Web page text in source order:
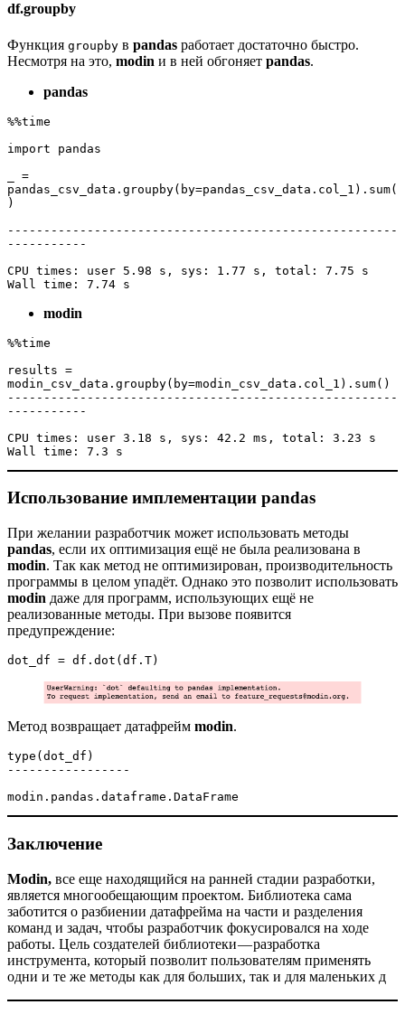
df.groupby
Функция groupby в pandas работает достаточно быстро.
Несмотря на это, modin и в ней обгоняет pandas.
pandas
%%time
import pandas
_ =
pandas_csv_data.groupby(by=pandas_csv_data.col_1).sum(
)
------------------------------------------------------
-----------
CPU times: user 5.98 s, sys: 1.77 s, total: 7.75 s
Wall time: 7.74 s
modin
%%time
results =
modin_csv_data.groupby(by=modin_csv_data.col_1).sum()
------------------------------------------------------
-----------
CPU times: user 3.18 s, sys: 42.2 ms, total: 3.23 s
Wall time: 7.3 s
Использование имплементации pandas
При желании разработчик может использовать методы
pandas, если их оптимизация ещё не была реализована в
modin. Так как метод не оптимизирован, производительность
программы в целом упадёт. Однако это позволит использовать
modin даже для программ, использующих ещё не
реализованные методы. При вызове появится
предупреждение:
dot_df = df.dot(df.T)
Метод возвращает датафрейм modin.
type(dot_df)
-----------------
modin.pandas.dataframe.DataFrame
Заключение
Modin, все еще находящийся на ранней стадии разработки,
является многообещающим проектом. Библиотека сама
заботится о разбиении датафрейма на части и разделения
команд и задач, чтобы разработчик фокусировался на ходе
работы. Цель создателей библиотеки — разработка
инструмента, который позволит пользователям применять
одни и те же методы как для больших, так и для маленьких д